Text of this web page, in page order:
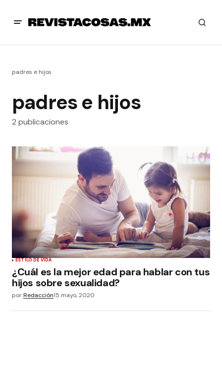
padres e hijos
padres e hijos
2 publicaciones
ESTILO DE VIDA
¿Cuál es la mejor edad para hablar con tus
hijos sobre sexualidad?
porRedacción15 mayo, 2020